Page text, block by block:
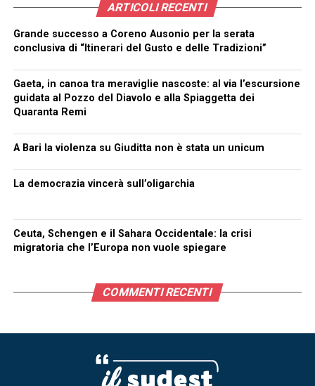
ARTICOLI RECENTI
Grande successo a Coreno Ausonio per la serata
conclusiva di “Itinerari del Gusto e delle Tradizioni”
Gaeta, in canoa tra meraviglie nascoste: al via l’escursione
guidata al Pozzo del Diavolo e alla Spiaggetta dei
Quaranta Remi
A Bari la violenza su Giuditta non è stata un unicum
La democrazia vincerà sull’oligarchia
Ceuta, Schengen e il Sahara Occidentale: la crisi
migratoria che l’Europa non vuole spiegare
COMMENTI RECENTI